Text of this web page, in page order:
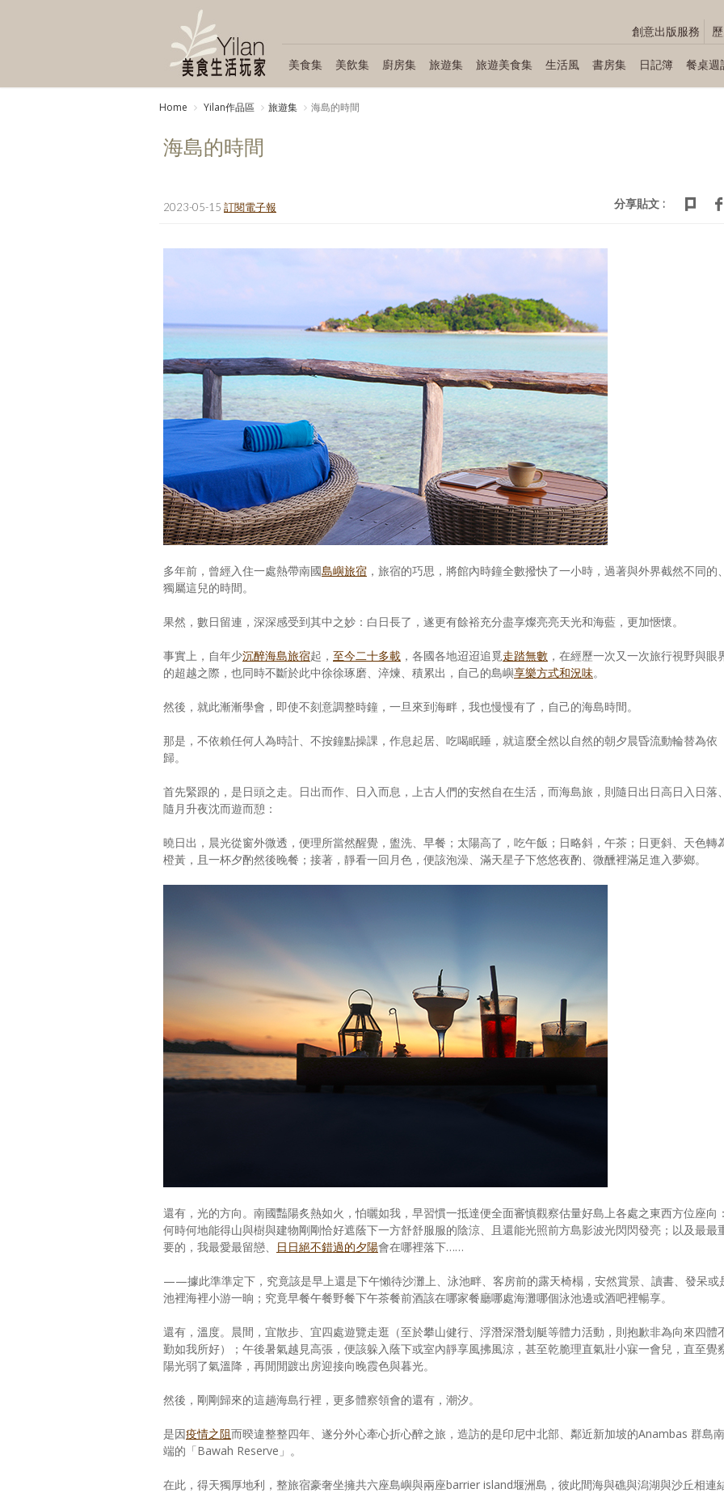
創意出版服務
美食集 美飲集 廚房集 旅遊集 旅遊美食集 生活風 書房集 日記簿 餐桌週
Home Yilan作品區 旅遊集 海島的時間
海島的時間
2023-05-15 訂閱電子報 分享貼文 :
多年前，曾經入住一處熱帶南國島嶼旅宿 ，旅宿的巧思，將館內時鐘全數撥快了一小時，過著與外界截然不同的、
獨屬這兒的時間。
果然，數日留連，深深感受到其中之妙：白日長了，遂更有餘裕充分盡享燦亮亮天光和海藍，更加愜懷。
事實上，自年少沉醉海島旅宿起， 至今二十多載 ，各國各地迢迢追覓走踏無數 ，在經歷一次又一次旅行視野與眼
的超越之際，也同時不斷於此中徐徐琢磨、淬煉、積累出，自己的島嶼享樂方式和況味。
然後，就此漸漸學會，即使不刻意調整時鐘，一旦來到海畔，我也慢慢有了，自己的海島時間。
那是，不依賴任何人為時計、不按鐘點操課，作息起居、吃喝眠睡，就這麼全然以自然的朝夕晨昏流動輪替為依
歸。
首先緊跟的，是日頭之走。日出而作、日入而息，上古人們的安然自在生活，而海島旅，則隨日出日高日入日落、
隨月升夜沈而遊而憩：
曉日出，晨光從窗外微透，便理所當然醒覺，盥洗、早餐；太陽高了，吃午飯；日略斜，午茶；日更斜、天色轉
橙黃，且一杯夕酌然後晚餐；接著，靜看一回月色，便該泡澡、滿天星子下悠悠夜酌、微醺裡滿足進入夢鄉。
還有，光的方向。南國豔陽炙熱如火，怕曬如我，早習慣一抵達便全面審慎觀察估量好島上各處之東西方位座向：
何時何地能得山與樹與建物剛剛恰好遮蔭下一方舒舒服服的陰涼、且還能光照前方島影波光閃閃發亮；以及最最
要的，我最愛最留戀、
日日絕不錯過的夕陽會在哪裡落下……
——據此準準定下，究竟該是早上還是下午懶待沙灘上、泳池畔、客房前的露天椅榻，安然賞景、讀書、發呆或
池裡海裡小游一晌；究竟早餐午餐野餐下午茶餐前酒該在哪家餐廳哪處海灘哪個泳池邊或酒吧裡暢享。
還有，溫度。晨間，宜散步、宜四處遊覽走逛（至於攀山健行、浮潛深潛划艇等體力活動，則抱歉非為向來四體
勤如我所好）；午後暑氣越見高張，便該躲入蔭下或室內靜享風拂風涼，甚至乾脆理直氣壯小寐一會兒，直至覺
陽光弱了氣溫降，再閒閒踱出房迎接向晚霞色與暮光。
然後，剛剛歸來的這趟海島行裡，更多體察領會的還有，潮汐。
是因疫情之阻而暌違整整四年、遂分外心牽心折心醉之旅，造訪的是印尼中北部、鄰近新加坡的Anambas 群島南
端的「Bawah Reserve」。
在此，得天獨厚地利，整旅宿豪奢坐擁共六座島嶼與兩座barrier island堰洲島，彼此間海與礁與潟湖與沙丘相連